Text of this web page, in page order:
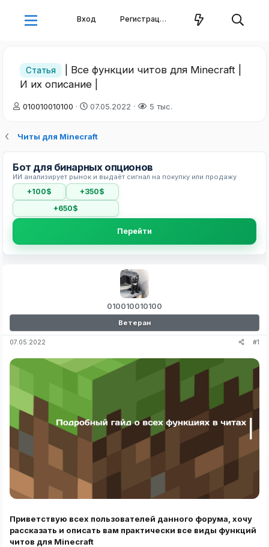
Вход Регистрация
Статья
| Все функции читов для Minecraft |
И их описание |
А
о
е
м
ы
010010010100
Д
а
ч
а
л
а
07.05.2022 5 тыс.
Читы для Minecraft
Бот для бинарных опционов
ИИ анализирует рынок и выдаёт сигнал на покупку или продажу
+100$
+350$
+650$
Перейти
010010010100
Ветеран
07.05.2022 #1
Приветствую всех пользователей данного форума, хочу
рассказать и описать вам практически все виды функций
читов для Minecraft